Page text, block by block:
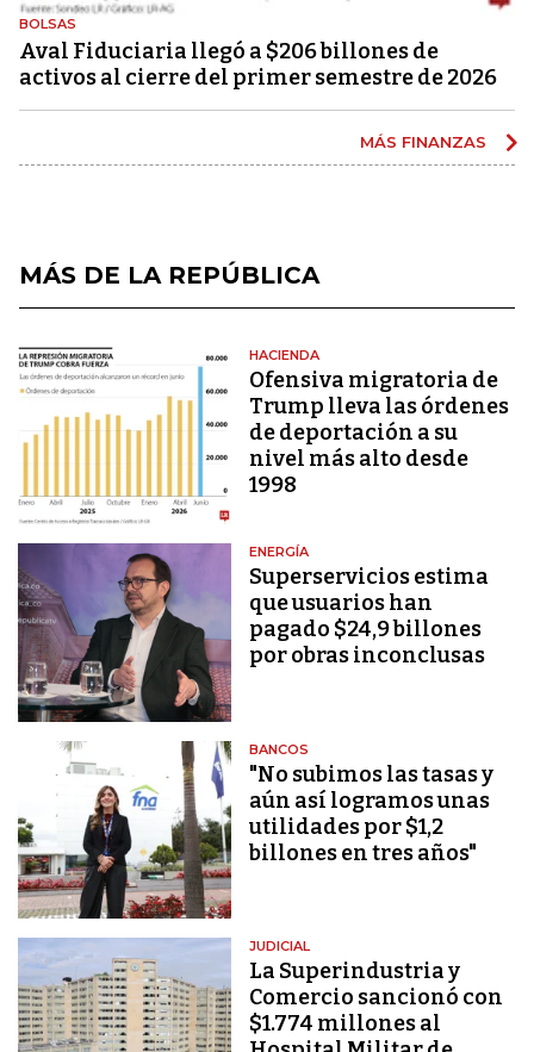
BOLSAS
Aval Fiduciaria llegó a $206 billones de
activos al cierre del primer semestre de 2026
MÁS FINANZAS
MÁS DE LA REPÚBLICA
HACIENDA
Ofensiva migratoria de
Trump lleva las órdenes
de deportación a su
nivel más alto desde
1998
ENERGÍA
Superservicios estima
que usuarios han
pagado $24,9 billones
por obras inconclusas
BANCOS
"No subimos las tasas y
aún así logramos unas
utilidades por $1,2
billones en tres años"
JUDICIAL
La Superindustria y
Comercio sancionó con
$1.774 millones al